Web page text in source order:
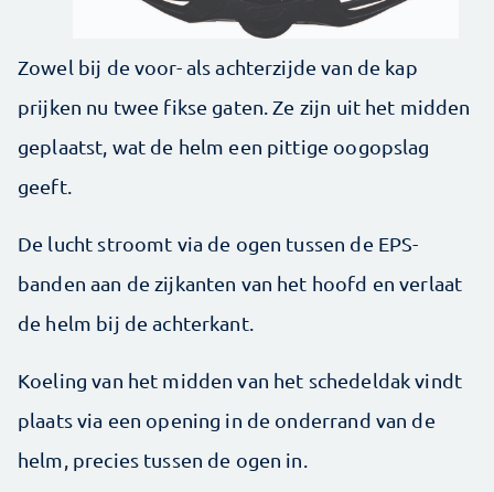
Zowel bij de voor- als achterzijde van de kap
prijken nu twee fikse gaten. Ze zijn uit het midden
geplaatst, wat de helm een pittige oogopslag
geeft.
De lucht stroomt via de ogen tussen de EPS-
banden aan de zijkanten van het hoofd en verlaat
de helm bij de achterkant.
Koeling van het midden van het schedeldak vindt
plaats via een opening in de onderrand van de
helm, precies tussen de ogen in.